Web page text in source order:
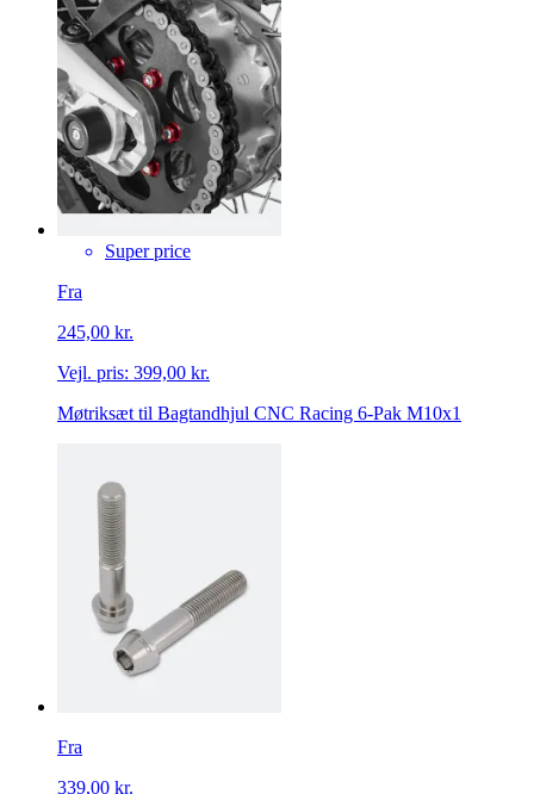
Super price
Fra
245,00 kr.
Vejl. pris: 399,00 kr.
Møtriksæt til Bagtandhjul CNC Racing 6-Pak M10x1
Fra
339,00 kr.